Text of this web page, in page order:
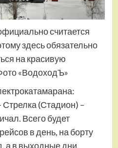
считается
здесь обязательно
на красивую
«ВодоходЪ»
(Стадион) –
Всего будет
в день, на борту
а в выходные дни